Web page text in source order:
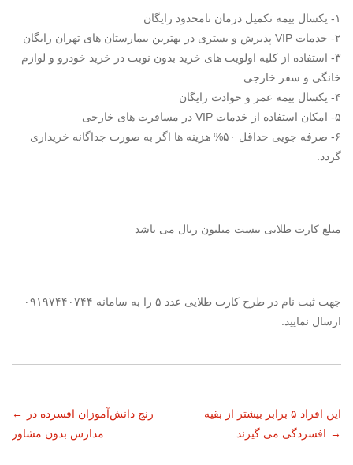
۱- یکسال بیمه تکمیل درمان نامحدود رایگان
۲- خدمات VIP پذیرش و بستری در بهترین بیمارستان های تهران رایگان
۳- استفاده از کلیه اولویت های خرید بدون نوبت در خرید خودرو و لوازم
خانگی و سفر خارجی
۴- یکسال بیمه عمر و حوادث رایگان
۵- امکان استفاده از خدمات VIP در مسافرت های خارجی
۶- صرفه جویی حداقل ۵۰% هزینه ها اگر به صورت جداگانه خریداری
گردد.
مبلغ کارت طلایی بیست میلیون ریال می باشد
جهت ثبت نام در طرح کارت طلایی عدد ۵ را به سامانه ۰۹۱۹۷۴۴۰۷۴۴
ارسال نمایید.
ناوبری
نوشته
←
رنج دانش‌آموزان افسرده در
مدارس بدون مشاور
این افراد ۵ برابر بیشتر از بقیه
افسردگی می گیرند →